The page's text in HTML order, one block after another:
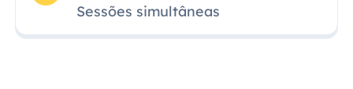
Sessões simultâneas